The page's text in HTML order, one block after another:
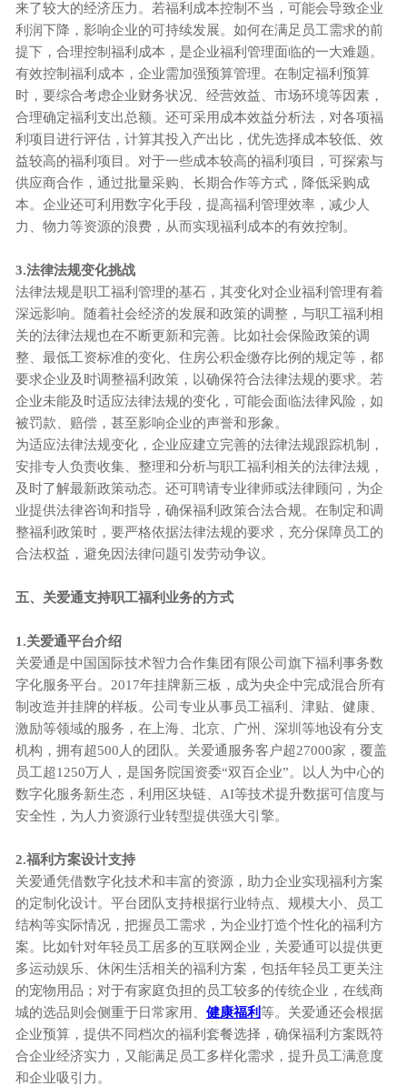
来了较大的经济压力。若福利成本控制不当，可能会导致企业
利润下降，影响企业的可持续发展。如何在满足员工需求的前
提下，合理控制福利成本，是企业福利管理面临的一大难题。
有效控制福利成本，企业需加强预算管理。在制定福利预算
时，要综合考虑企业财务状况、经营效益、市场环境等因素，
合理确定福利支出总额。还可采用成本效益分析法，对各项福
利项目进行评估，计算其投入产出比，优先选择成本较低、效
益较高的福利项目。对于一些成本较高的福利项目，可探索与
供应商合作，通过批量采购、长期合作等方式，降低采购成
本。企业还可利用数字化手段，提高福利管理效率，减少人
力、物力等资源的浪费，从而实现福利成本的有效控制。
3.法律法规变化挑战
法律法规是职工福利管理的基石，其变化对企业福利管理有着
深远影响。随着社会经济的发展和政策的调整，与职工福利相
关的法律法规也在不断更新和完善。比如社会保险政策的调
整、最低工资标准的变化、住房公积金缴存比例的规定等，都
要求企业及时调整福利政策，以确保符合法律法规的要求。若
企业未能及时适应法律法规的变化，可能会面临法律风险，如
被罚款、赔偿，甚至影响企业的声誉和形象。
为适应法律法规变化，企业应建立完善的法律法规跟踪机制，
安排专人负责收集、整理和分析与职工福利相关的法律法规，
及时了解最新政策动态。还可聘请专业律师或法律顾问，为企
业提供法律咨询和指导，确保福利政策合法合规。在制定和调
整福利政策时，要严格依据法律法规的要求，充分保障员工的
合法权益，避免因法律问题引发劳动争议。
五、关爱通支持职工福利业务的方式
1.关爱通平台介绍
关爱通是中国国际技术智力合作集团有限公司旗下福利事务数
字化服务平台。2017年挂牌新三板，成为央企中完成混合所有
制改造并挂牌的样板。公司专业从事员工福利、津贴、健康、
激励等领域的服务，在上海、北京、广州、深圳等地设有分支
机构，拥有超500人的团队。关爱通服务客户超27000家，覆盖
员工超1250万人，是国务院国资委“双百企业”。以人为中心的
数字化服务新生态，利用区块链、AI等技术提升数据可信度与
安全性，为人力资源行业转型提供强大引擎。
2.福利方案设计支持
关爱通凭借数字化技术和丰富的资源，助力企业实现福利方案
的定制化设计。平台团队支持根据行业特点、规模大小、员工
结构等实际情况，把握员工需求，为企业打造个性化的福利方
案。比如针对年轻员工居多的互联网企业，关爱通可以提供更
多运动娱乐、休闲生活相关的福利方案，包括年轻员工更关注
的宠物用品；对于有家庭负担的员工较多的传统企业，在线商
城的选品则会侧重于日常家用、 健康福利等。关爱通还会根据
企业预算，提供不同档次的福利套餐选择，确保福利方案既符
合企业经济实力，又能满足员工多样化需求，提升员工满意度
和企业吸引力。